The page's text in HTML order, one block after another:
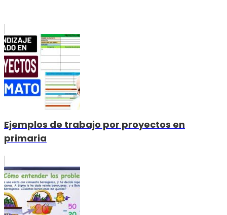
Ejemplos de trabajo por proyectos en
primaria